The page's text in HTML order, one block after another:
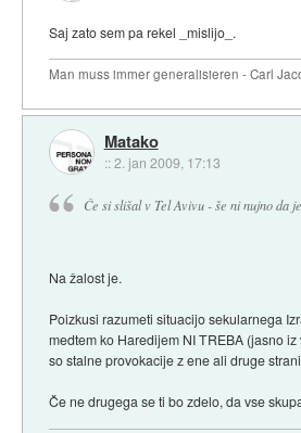
Saj zato sem pa rekel _mislijo_.
Man muss immer generalisieren - Carl
Matako
::2. jan 2009, 17:13
Če si slišal v Tel Avivu - še ni nujno da
Na žalost je.
Poizkusi razumeti situacijo sekularnega
medtem ko Haredijem NI TREBA (jasno
so stalne provokacije z ene ali druge
Če ne drugega se ti bo zdelo, da vse